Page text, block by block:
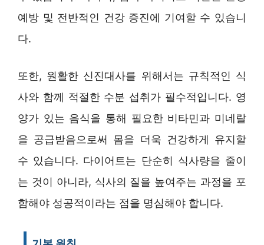
예방 및 전반적인 건강 증진에 기여할 수 있습니
다.
또한, 원활한 신진대사를 위해서는 규칙적인 식
사와 함께 적절한 수분 섭취가 필수적입니다. 영
양가 있는 음식을 통해 필요한 비타민과 미네랄
을 공급받음으로써 몸을 더욱 건강하게 유지할
수 있습니다. 다이어트는 단순히 식사량을 줄이
는 것이 아니라, 식사의 질을 높여주는 과정을 포
함해야 성공적이라는 점을 명심해야 합니다.